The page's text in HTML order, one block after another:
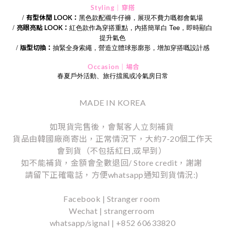
Styling｜穿搭
/ 有型休閒 LOOK： 黑色款配襯牛仔褲，展現不費力嘅都會氣場
/ 亮眼亮點 LOOK： 紅色款作為穿搭重點，內搭簡單白 Tee，即時顯白
提升氣色
/ 版型切換： 抽緊全身索繩，營造立體球形廓形，增加穿搭嘅設計感
Occasion｜場合
春夏戶外活動、旅行擋風或冷氣房日常
MADE IN KOREA
如現貨完售後，會幫客人立刻補貨
貨品由韓國廠商寄出，正常情況下，大約7-20個工作天
會到貨（不包括紅日,或早到）
如不能補貨，金額會全數退回/ Store credit，謝謝
請留下正確電話，方便whatsapp通知到貨情況:)
Facebook | Stranger room
Wechat | strangerroom
whatsapp/signal | +852 60633820